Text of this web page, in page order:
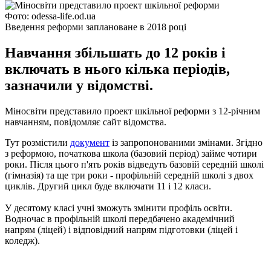
Фото: odessa-life.od.ua
Введення реформи заплановане в 2018 році
Навчання збільшать до 12 років і
включать в нього кілька періодів,
зазначили у відомстві.
Міносвіти представило проект шкільної реформи з 12-річним
навчанням, повідомляє сайт відомства.
Тут розмістили документ із запропонованими змінами. Згідно
з реформою, початкова школа (базовий період) займе чотири
роки. Після цього п'ять років відведуть базовій середній школі
(гімназія) та ще три роки - профільній середній школі з двох
циклів. Другий цикл буде включати 11 і 12 класи.
У десятому класі учні зможуть змінити профіль освіти.
Водночас в профільній школі передбачено академічний
напрям (ліцей) і відповідний напрям підготовки (ліцей і
коледж).